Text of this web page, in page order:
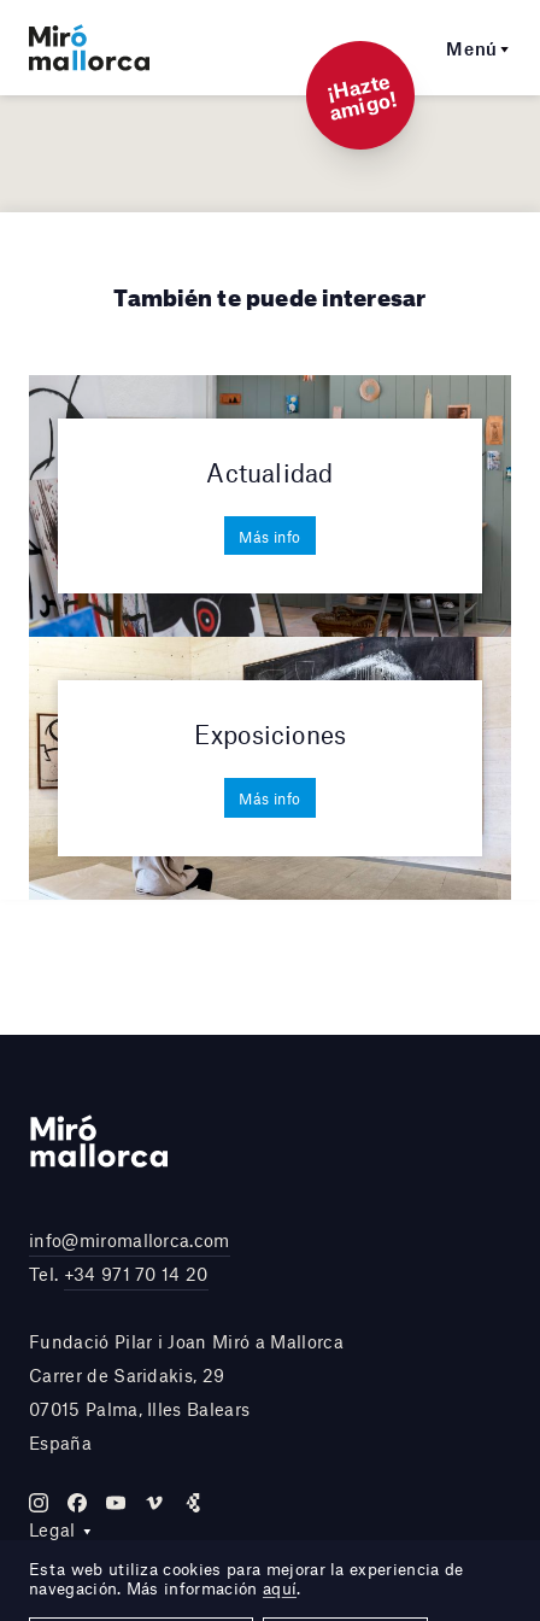
Menú
¡
Hazt
e
a
mi
g
o!
También te puede interesar
Actualidad
Más info
Exposiciones
Más info
info@miromallorca.com
Tel. +34 971 70 14 20
Fundació Pilar i Joan Miró a Mallorca
Carrer de Saridakis, 29
07015 Palma, Illes Balears
España
Legal
Esta web utiliza cookies para mejorar la experiencia de
navegación. Más información aquí.